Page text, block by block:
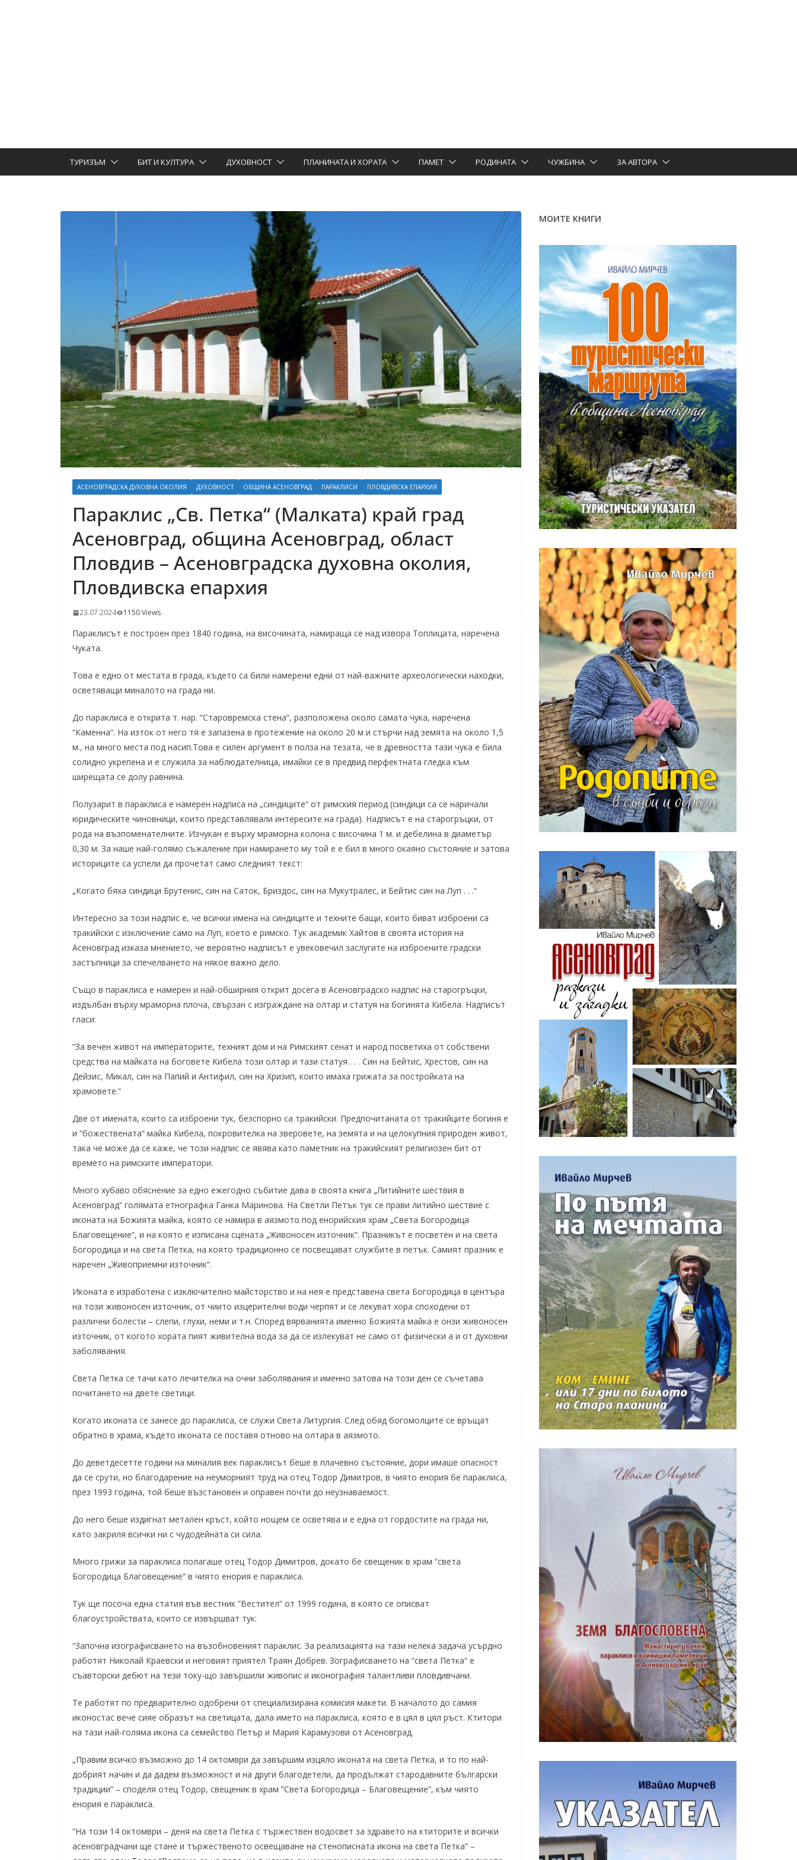
ТУРИЗЪМ БИТ И КУЛТУРА ДУХОВНОСТ ПЛАНИНАТА И ХОРАТА ПАМЕТ РОДИНАТА ЧУЖБИНА ЗА АВТОРА
АСЕНОВГРАДСКА ДУХОВНА ОКОЛИЯ ДУХОВНОСТ ОБЩИНА АСЕНОВГРАД ПАРАКЛИСИ ПЛОВДИВСКА ЕПАРХИЯ
Параклис „Св. Петка“ (Малката) край град
Асеновград, община Асеновград, област
Пловдив – Асеновградска духовна околия,
Пловдивска епархия
23.07.2024 1150 Views
Параклисът е построен през 1840 година, на височината, намираща се над извора Топлицата, наречена
Чуката.
Това е едно от местата в града, където са били намерени едни от най-важните археологически находки,
осветяващи миналото на града ни.
До параклиса е открита т. нар. “Старовремска стена“, разположена около самата чука, наречена
“Каменна“. На изток от него тя е запазена в протежение на около 20 м и стърчи над земята на около 1,5
м., на много места под насип.Това е силен аргумент в полза на тезата, че в древността тази чука е била
солидно укрепена и е служила за наблюдателница, имайки се в предвид перфектната гледка към
ширещата се долу равнина.
Полузарит в параклиса е намерен надписа на „синдиците“ от римския период (синдици са се наричали
юридическите чиновници, които представлявали интересите на града). Надписът е на старогръцки, от
рода на възпоменателните. Изчукан е върху мраморна колона с височина 1 м. и дебелина в диаметър
0,30 м. За наше най-голямо съжаление при намирането му той е е бил в много окаяно състояние и затова
историците са успели да прочетат само следният текст:
„Когато бяха синдици Брутенис, син на Саток, Бриздос, син на Мукутралес, и Бейтис син на Луп . . .“
Интересно за този надпис е, че всички имена на синдиците и техните бащи, които биват изброени са
тракийски с изключение само на Луп, което е римско. Тук академик Хайтов в своята история на
Асеновград изказа мнението, че вероятно надписът е увековечил заслугите на изброените градски
застъпници за спечелването на някое важно дело.
Също в параклиса е намерен и най-обширния открит досега в Асеновградско надпис на старогръцки,
издълбан върху мраморна плоча, свързан с изграждане на олтар и статуя на богинята Кибела. Надписът
гласи:
“За вечен живот на императорите, техният дом и на Римският сенат и народ посветиха от собствени
средства на майката на боговете Кибела този олтар и тази статуя . . . Син на Бейтис, Хрестов, син на
Дейзис, Микал, син на Папий и Антифил, син на Хризип, които имаха грижата за постройката на
храмовете.“
Две от имената, които са изброени тук, безспорно са тракийски. Предпочитаната от тракийците богиня е
и “божествената“ майка Кибела, покровителка на зверовете, на земята и на целокупния природен живот,
така че може да се каже, че този надпис се явява като паметник на тракийският религиозен бит от
времето на римските императори.
Много хубаво обяснение за едно ежегодно събитие дава в своята книга „Литийните шествия в
Асеновград“ голямата етнографка Ганка Маринова. На Светли Петък тук се прави литийно шествие с
иконата на Божията майка, която се намира в аязмото под енорийския храм „Света Богородица
Благовещение“, и на която е изписана сцената „Живоносен източник“. Празникът е посветен и на света
Богородица и на света Петка, на която традиционно се посвещават службите в петък. Самият празник е
наречен „Живоприемни източник“.
Иконата е изработена с изключително майсторство и на нея е представена света Богородица в центъра
на този живоносен източник, от чиито изцерителни води черпят и се лекуват хора споходени от
различни болести – слепи, глухи, неми и т.н. Според вярванията именно Божията майка е онзи живоносен
източник, от когото хората пият живителна вода за да се излекуват не само от физически а и от духовни
заболявания.
Света Петка се тачи като лечителка на очни заболявания и именно затова на този ден се съчетава
почитането на двете светици.
Когато иконата се занесе до параклиса, се служи Света Литургия. След обяд богомолците се връщат
обратно в храма, където иконата се поставя отново на олтара в аязмото.
До деветдесетте години на миналия век параклисът беше в плачевно състояние, дори имаше опасност
да се срути, но благодарение на неуморният труд на отец Тодор Димитров, в чиято енория бе параклиса,
през 1993 година, той беше възстановен и оправен почти до неузнаваемост.
До него беше издигнат метален кръст, който нощем се осветява и е една от гордостите на града ни,
като закриля всички ни с чудодейната си сила.
Много грижи за параклиса полагаше отец Тодор Димитров, докато бе свещеник в храм “света
Богородица Благовещение“ в чиято енория е параклиса.
Тук ще посоча една статия във вестник ”Вестител” от 1999 година, в която се описват
благоустройствата, които се извършват тук:
“Започна изографисването на възобновеният параклис. За реализацията на тази нелека задача усърдно
работят Николай Краевски и неговият приятел Траян Добрев. Зографисването на “света Петка“ е
съавторски дебют на тези току-що завършили живопис и иконография талантливи пловдивчани.
Те работят по предварително одобрени от специализирана комисия макети. В началото до самия
иконостас вече сияе образът на светицата, дала името на параклиса, която е в цял в цял ръст. Ктитори
на тази най-голяма икона са семейство Петър и Мария Карамузови от Асеновград.
„Правим всичко възможно до 14 октомври да завършим изцяло иконата на света Петка, и то по най-
добрият начин и да дадем възможност и на други благодетели, да продължат стародавните български
традиции” – споделя отец Тодор, свещеник в храм ”Света Богородица – Благовещение”, към чиято
енория е параклиса.
”На този 14 октомври – деня на света Петка с тържествен водосвет за здравето на ктиторите и всички
асеновградчани ще стане и тържественото освещаване на стенописната икона на света Петка” –
МОИТЕ КНИГИ